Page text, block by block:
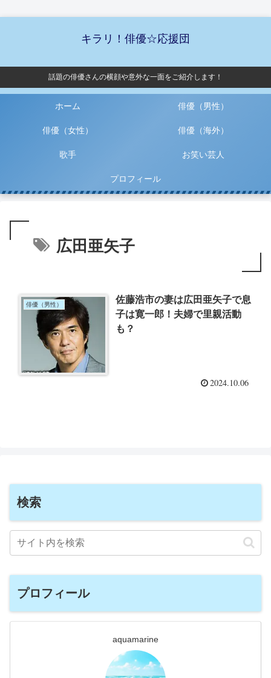
キラリ！俳優☆応援団
話題の俳優さんの横顔や意外な一面をご紹介します！
ホーム 俳優（男性）
俳優（女性） 俳優（海外）
歌手 お笑い芸人
プロフィール
広田亜矢子
俳優（男性）
佐藤浩市の妻は広田亜矢子で息
子は寛一郎！夫婦で里親活動
も？
2024.10.06
検索
プロフィール
aquamarine